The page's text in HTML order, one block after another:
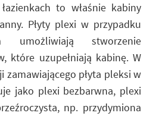
to właśnie kabiny
Płyty plexi w przypadku
umożliwiają stworzenie
które uzupełniają kabinę. W
zamawiającego płyta pleksi w
jako plexi bezbarwna, plexi
np. przydymiona